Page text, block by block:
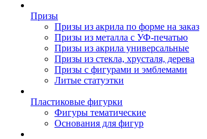
Призы
Призы из акрила по форме на заказ
Призы из металла с УФ-печатью
Призы из акрила универсальные
Призы из стекла, хрусталя, дерева
Призы с фигурами и эмблемами
Литые статуэтки
Пластиковые фигурки
Фигуры тематические
Основания для фигур